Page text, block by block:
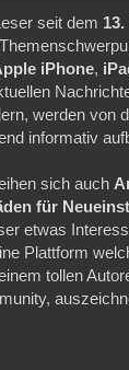
seit dem
iPhone,
werden von
informativ
sich auch
für
etwas
Plattform
tollen